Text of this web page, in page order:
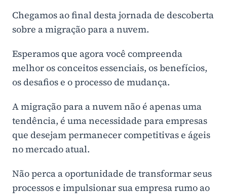
Chegamos ao final desta jornada de descoberta
sobre a migração para a nuvem.
Esperamos que agora você compreenda
melhor os conceitos essenciais, os benefícios,
os desafios e o processo de mudança.
A migração para a nuvem não é apenas uma
tendência, é uma necessidade para empresas
que desejam permanecer competitivas e ágeis
no mercado atual.
Não perca a oportunidade de transformar seus
processos e impulsionar sua empresa rumo ao